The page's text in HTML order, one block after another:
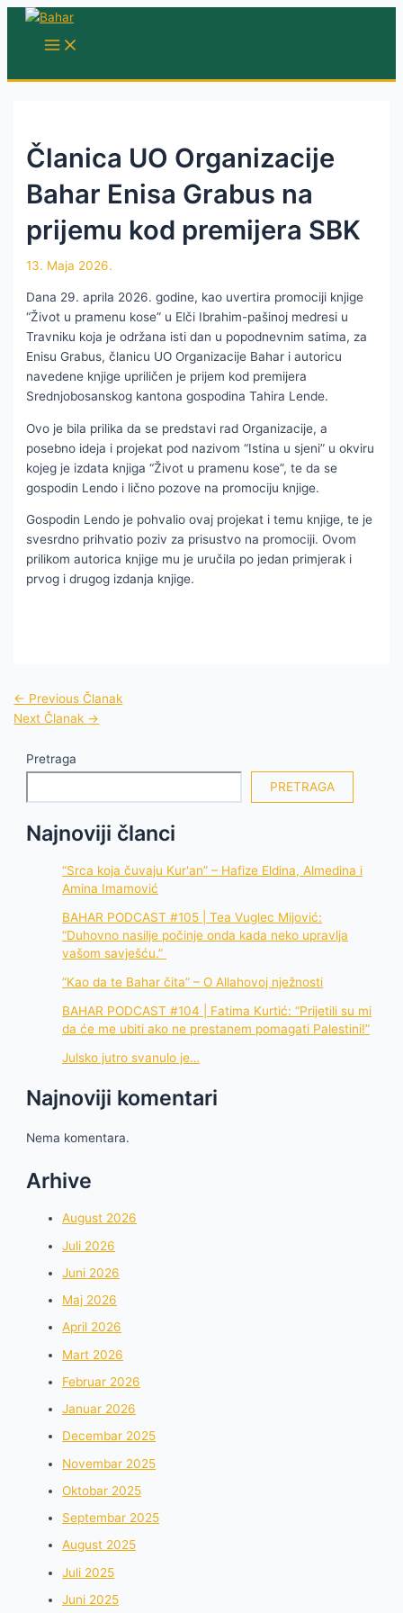
Skip
MAIN
MENU
Članica UO Organizacije
Bahar Enisa Grabus na
prijemu kod premijera SBK
13. Maja 2026.
Dana 29. aprila 2026. godine, kao uvertira promociji knjige
“Život u pramenu kose” u Elči Ibrahim-pašinoj medresi u
Travniku koja je održana isti dan u popodnevnim satima, za
Enisu Grabus, članicu UO Organizacije Bahar i autoricu
navedene knjige upriličen je prijem kod premijera
Srednjobosanskog kantona gospodina Tahira Lende.
Ovo je bila prilika da se predstavi rad Organizacije, a
posebno ideja i projekat pod nazivom “Istina u sjeni” u okviru
kojeg je izdata knjiga “Život u pramenu kose”, te da se
gospodin Lendo i lično pozove na promociju knjige.
Gospodin Lendo je pohvalio ovaj projekat i temu knjige, te je
svesrdno prihvatio poziv za prisustvo na promociji. Ovom
prilikom autorica knjige mu je uručila po jedan primjerak i
prvog i drugog izdanja knjige.
← Previous Članak
Next Članak →
Pretraga
PRETRAGA
Najnoviji članci
“Srca koja čuvaju Kur'an” – Hafize Eldina, Almedina i
Amina Imamović
BAHAR PODCAST #105 | Tea Vuglec Mijović:
“Duhovno nasilje počinje onda kada neko upravlja
vašom savješću.”
“Kao da te Bahar čita” – O Allahovoj nježnosti
BAHAR PODCAST #104 | Fatima Kurtić: “Prijetili su mi
da će me ubiti ako ne prestanem pomagati Palestini!”
Julsko jutro svanulo je…
Najnoviji komentari
Nema komentara.
Arhive
August 2026
Juli 2026
Juni 2026
Maj 2026
April 2026
Mart 2026
Februar 2026
Januar 2026
Decembar 2025
Novembar 2025
Oktobar 2025
Septembar 2025
August 2025
Juli 2025
Juni 2025